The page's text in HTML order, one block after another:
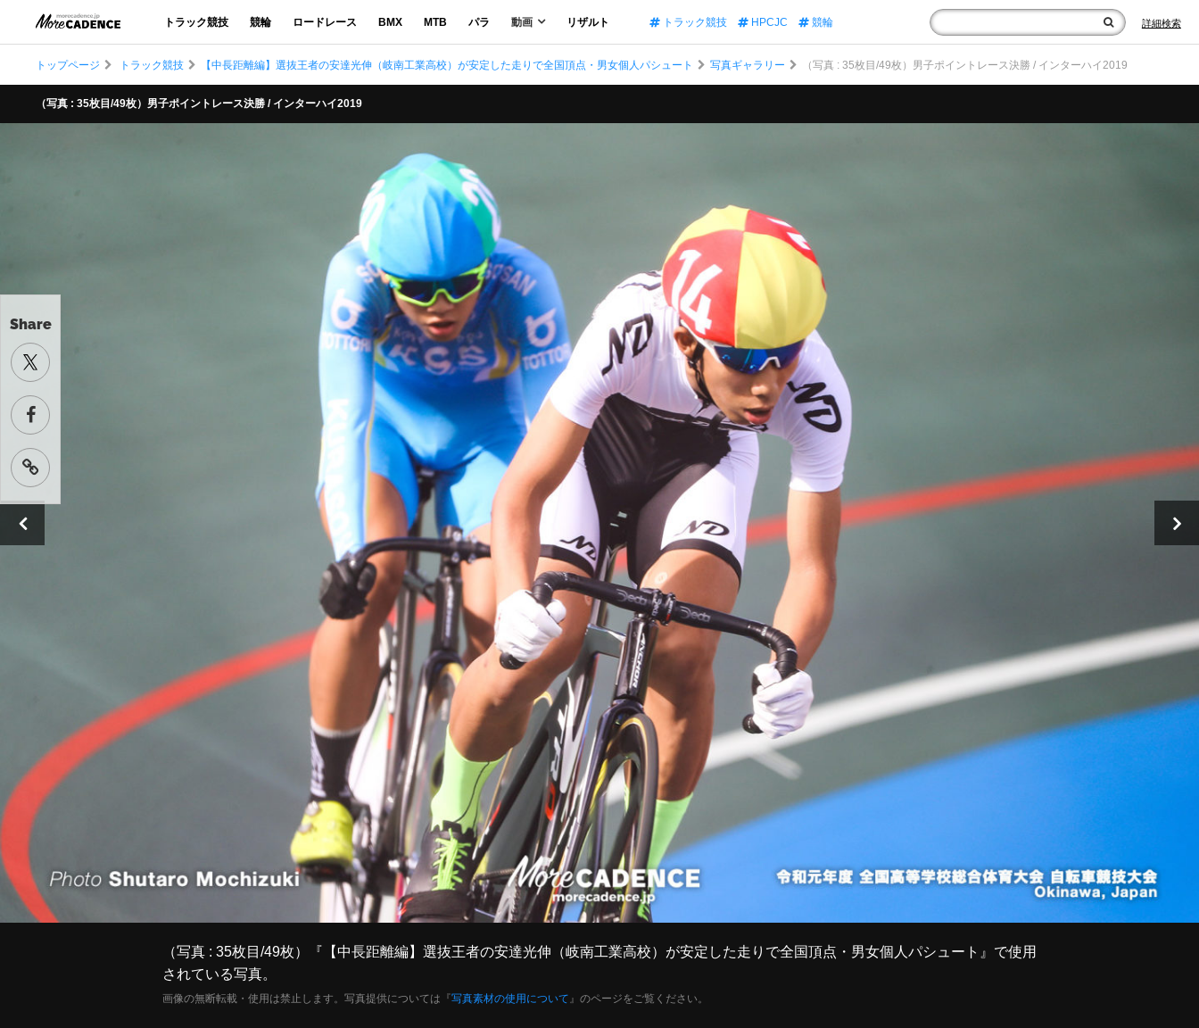
トラック競技 競輪 ロードレース BMX MTB パラ 動画 リザルト トラック競技 HPCJC 競輪 詳細検索
Share
トップページ トラック競技 【中長距離編】選抜王者の安達光伸（岐南工業高校）が安定した走りで全国頂点・男女個人パシュート 写真ギャラリー （写真 : 35枚目/49枚）男子ポイントレース決勝 / インターハイ2019
（写真 : 35枚目/49枚）男子ポイントレース決勝 / インターハイ2019
（写真 : 35枚目/49枚）『【中長距離編】選抜王者の安達光伸（岐南工業高校）が安定した走りで全国頂点・男女個人パシュート』で使用
されている写真。
画像の無断転載・使用は禁止します。写真提供については『写真素材の使用について 』のページをご覧ください。